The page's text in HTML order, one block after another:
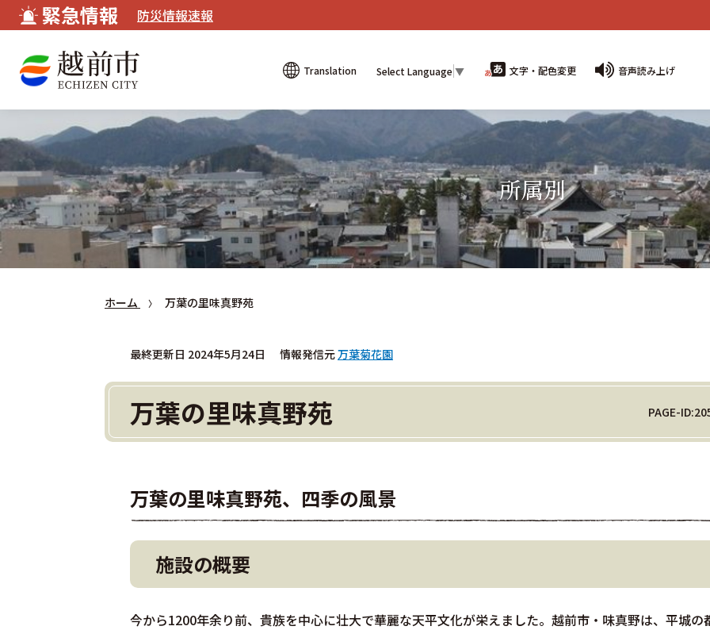
緊急情報 防災情報速報
Translation Select Language▼ 文字・配色変更 音声読み上げ
所属別
ホーム 万葉の里味真野苑
最終更新日 2024年5月24日 情報発信元万葉菊花園
万葉の里味真野苑 PAGE-
万葉の里味真野苑、四季の風景
施設の概要
今から1200年余り前、貴族を中心に壮大で華麗な天平文化が栄えました。越前市・味真野は、平城の